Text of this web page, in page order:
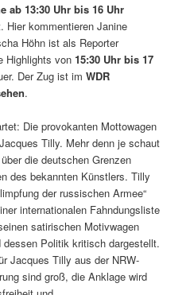
ab 13:30 Uhr bis 16 Uhr
Hier kommentieren Janine
Höhn ist als Reporter
Highlights von15:30 Uhr bis 17
Der Zug ist imWDR
.
Die provokanten Mottowagen
Tilly. Mehr denn je schaut
die deutschen Grenzen
des bekannten Künstlers. Tilly
der russischen Armee“
internationalen Fahndungsliste
satirischen Motivwagen
Politik kritisch dargestellt.
Jacques Tilly aus der NRW-
sind groß, die Anklage wird